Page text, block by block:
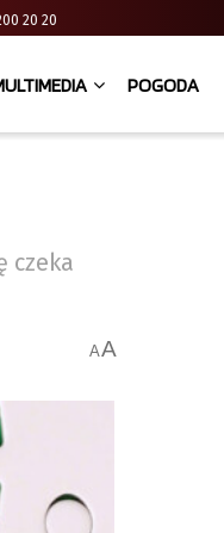
200 20 20
POGODA
czeka
AA